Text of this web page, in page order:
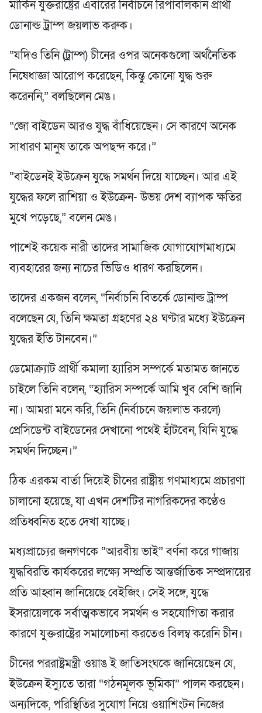
মার্কিন যুক্তরাষ্ট্রের এবারের নির্বাচনে রিপাবলিকান প্রার্থী
ডোনাল্ড ট্রাম্প জয়লাভ করুক।
“যদিও তিনি (ট্রাম্প) চীনের ওপর অনেকগুলো অর্থনৈতিক
নিষেধাজ্ঞা আরোপ করেছেন, কিন্তু কোনো যুদ্ধ শুরু
করেননি,” বলছিলেন মেঙ।
“জো বাইডেন আরও যুদ্ধ বাঁধিয়েছেন। সে কারণে অনেক
সাধারণ মানুষ তাকে অপছন্দ করে।”
“বাইডেনই ইউক্রেন যুদ্ধে সমর্থন দিয়ে যাচ্ছেন। আর এই
যুদ্ধের ফলে রাশিয়া ও ইউক্রেন- উভয় দেশ ব্যাপক ক্ষতির
মুখে পড়েছে,” বলেন মেঙ।
পাশেই কয়েক নারী তাদের সামাজিক যোগাযোগমাধ্যমে
ব্যবহারের জন্য নাচের ভিডিও ধারণ করছিলেন।
তাদের একজন বলেন, “নির্বাচনি বিতর্কে ডোনাল্ড ট্রাম্প
বলেছেন যে, তিনি ক্ষমতা গ্রহণের ২৪ ঘণ্টার মধ্যে ইউক্রেন
যুদ্ধের ইতি টানবেন।”
ডেমোক্র্যাট প্রার্থী কমালা হ্যারিস সম্পর্কে মতামত জানতে
চাইলে তিনি বলেন, “হ্যারিস সম্পর্কে আমি খুব বেশি জানি
না। আমরা মনে করি, তিনি (নির্বাচনে জয়লাভ করলে)
প্রেসিডেন্ট বাইডেনের দেখানো পথেই হাঁটবেন, যিনি যুদ্ধে
সমর্থন দিচ্ছেন।”
ঠিক এরকম বার্তা দিয়েই চীনের রাষ্ট্রীয় গণমাধ্যমে প্রচারণা
চালানো হয়েছে, যা এখন দেশটির নাগরিকদের কণ্ঠেও
প্রতিধ্বনিত হতে দেখা যাচ্ছে।
মধ্যপ্রাচ্যের জনগণকে “আরবীয় ভাই” বর্ণনা করে গাজায়
যুদ্ধবিরতি কার্যকরের লক্ষ্যে সম্প্রতি আন্তর্জাতিক সম্প্রদায়ের
প্রতি আহ্বান জানিয়েছে বেইজিং। সেই সঙ্গে, যুদ্ধে
ইসরায়েলকে সর্বাত্মকভাবে সমর্থন ও সহযোগিতা করার
কারণে যুক্তরাষ্ট্রের সমালোচনা করতেও বিলম্ব করেনি চীন।
চীনের পররাষ্ট্রমন্ত্রী ওয়াঙ ই জাতিসংঘকে জানিয়েছেন যে,
ইউক্রেন ইস্যুতে তারা “গঠনমূলক ভূমিকা” পালন করছেন।
অন্যদিকে, পরিস্থিতির সুযোগ নিয়ে ওয়াশিংটন নিজের